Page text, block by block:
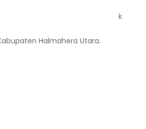
Halmahera Utara.
k